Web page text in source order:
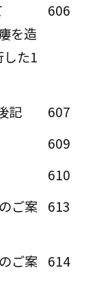
を造
た1
606
記
607
609
610
ご案 613
ご案 614